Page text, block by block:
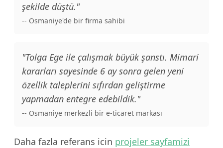
şekilde düştü."
-- Osmaniye'de bir firma sahibi
"Tolga Ege ile çalışmak büyük şanstı. Mimari
kararları sayesinde 6 ay sonra gelen yeni
özellik taleplerini sıfırdan geliştirme
yapmadan entegre edebildik."
-- Osmaniye merkezli bir e-ticaret markası
Daha fazla referans icin projeler sayfamizi